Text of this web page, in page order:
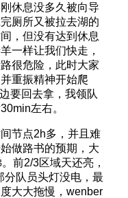
休息没多久被向导
厕所又被拉去湖的
，但没有达到休息
一样让我们快走，
很危险，此时大家
重振精神开始爬
要回去拿，我领队
左右。
节点2h多，并且难
做路书的预期，大
前2/3区域天还亮，
分队员头灯没电，最
大大拖慢，wenber